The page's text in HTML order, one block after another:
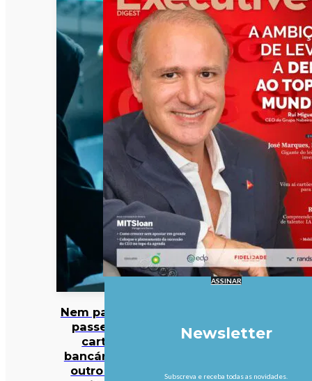
Nem palavras-
passe nem
cartões
bancários: há
outro dado
ASSINAR
Newsletter
Subscreva e receba todas as novidades.